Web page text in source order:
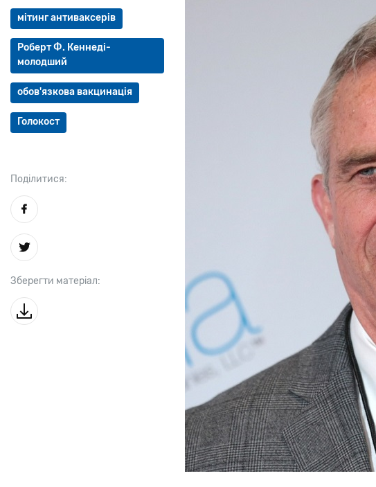
мітинг антиваксерів
Роберт Ф. Кеннеді-
молодший
обов'язкова вакцинація
Голокост
Поділитися:
Зберегти матеріал: